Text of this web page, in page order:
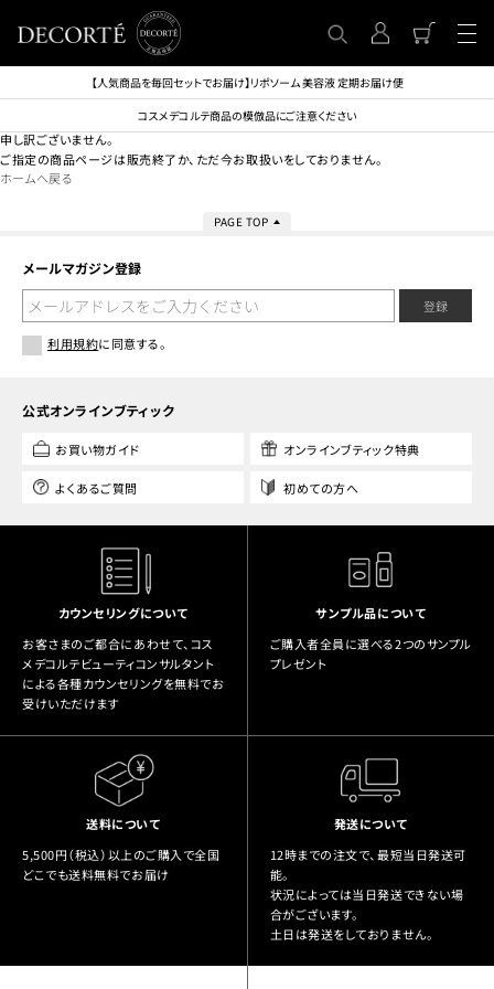
【人気商品を毎回セットでお届け】リポソーム 美容液 定期お届け便
コスメデコルテ商品の模倣品にご注意ください
申し訳ございません。
ご指定の商品ページは販売終了か、ただ今お取扱いをしておりません。
ホームへ戻る
PAGE TOP
メールマガジン登録
登録
利用規約に同意する。
公式オンラインブティック
お買い物ガイド オンラインブティック特典
よくあるご質問 初めての方へ
カウンセリングについて
お客さまのご都合にあわせて、コス
メデコルテビューティコンサルタント
による各種カウンセリングを無料でお
受けいただけます
サンプル品について
ご購入者全員に選べる2つのサンプル
プレゼント
送料について
5,500円（税込）以上のご購入で全国
どこでも送料無料でお届け
発送について
12時までの注文で、最短当日発送可
能。
状況によっては当日発送できない場
合がございます。
土日は発送をしておりません。